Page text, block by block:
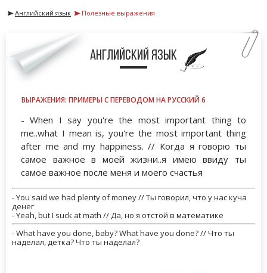
Английский язык Полезные выражения
Английский язык
ВЫРАЖЕНИЯ: ПРИМЕРЫ С ПЕРЕВОДОМ НА РУССКИЙ 6
- When I say you're the most important thing to
me..what I mean is, you're the most important thing
after me and my happiness. // Когда я говорю ты
самое важное в моей жизни..я имею ввиду ты
самое важное после меня и моего счастья
- You said we had plenty of money // Ты говорил, что у нас куча
денег
- Yeah, but I suck at math // Да, но я отстой в математике
- What have you done, baby? What have you done? // Что ты
наделал, детка? Что ты наделал?